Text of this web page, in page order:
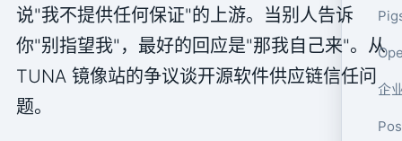
企
说"我不提供任何保证"的上游。当别人告诉
你"别指望我"，最好的回应是"那我自己来"。从
TUNA 镜像站的争议谈开源软件供应链信任问
题。